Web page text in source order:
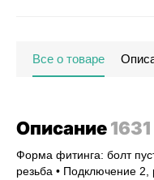
Все о товаре
Описание
Форма фитинга: болт
резьба • Подключение 2,